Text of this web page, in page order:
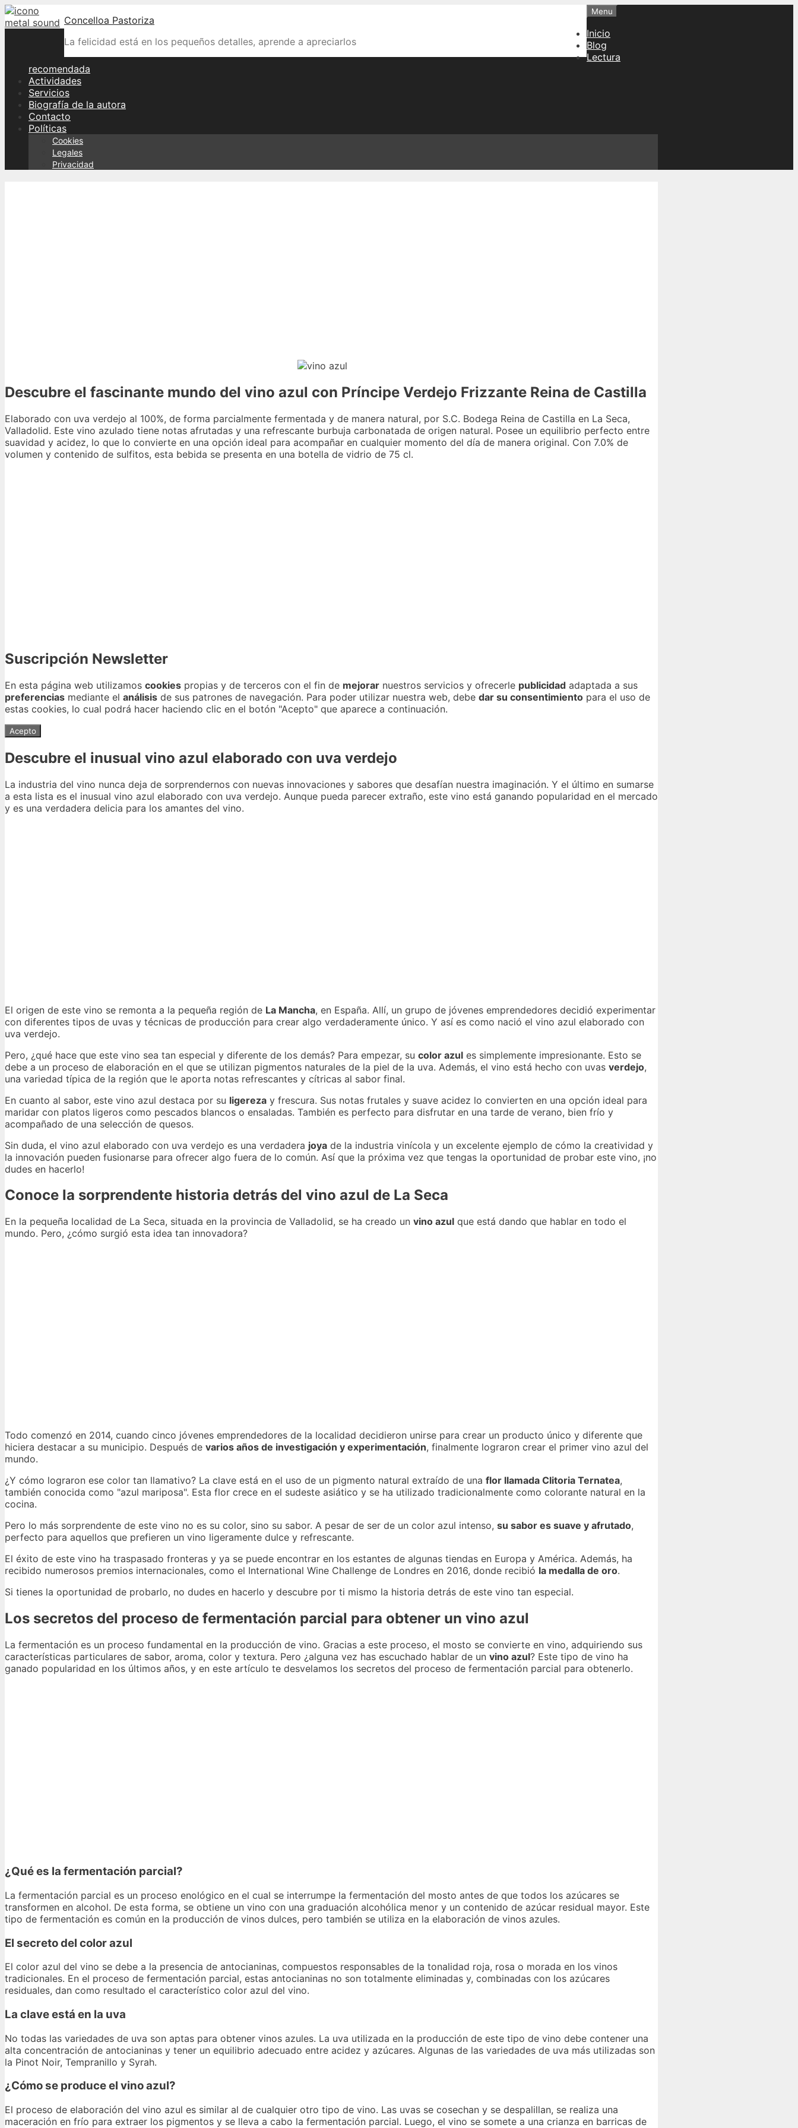
Skip
to
Concelloa Pastoriza
La felicidad está en los pequeños detalles, aprende a apreciarlos
Menu
Inicio
Blog
Lectura
recomendada
Actividades
Servicios
Biografía de la autora
Contacto
Políticas
Cookies
Legales
Privacidad
Descubre el fascinante mundo del vino azul con Príncipe Verdejo Frizzante Reina de Castilla
Elaborado con uva verdejo al 100%, de forma parcialmente fermentada y de manera natural, por S.C. Bodega Reina de Castilla en La Seca,
Valladolid. Este vino azulado tiene notas afrutadas y una refrescante burbuja carbonatada de origen natural. Posee un equilibrio perfecto entre
suavidad y acidez, lo que lo convierte en una opción ideal para acompañar en cualquier momento del día de manera original. Con 7.0% de
volumen y contenido de sulfitos, esta bebida se presenta en una botella de vidrio de 75 cl.
Suscripción Newsletter
En esta página web utilizamos cookies propias y de terceros con el fin de mejorar nuestros servicios y ofrecerle publicidad adaptada a sus
preferencias mediante el análisis de sus patrones de navegación. Para poder utilizar nuestra web, debe dar su consentimiento para el uso de
estas cookies, lo cual podrá hacer haciendo clic en el botón "Acepto" que aparece a continuación.
Acepto
Descubre el inusual vino azul elaborado con uva verdejo
La industria del vino nunca deja de sorprendernos con nuevas innovaciones y sabores que desafían nuestra imaginación. Y el último en sumarse
a esta lista es el inusual vino azul elaborado con uva verdejo. Aunque pueda parecer extraño, este vino está ganando popularidad en el mercado
y es una verdadera delicia para los amantes del vino.
El origen de este vino se remonta a la pequeña región de La Mancha, en España. Allí, un grupo de jóvenes emprendedores decidió experimentar
con diferentes tipos de uvas y técnicas de producción para crear algo verdaderamente único. Y así es como nació el vino azul elaborado con
uva verdejo.
Pero, ¿qué hace que este vino sea tan especial y diferente de los demás? Para empezar, su color azul es simplemente impresionante. Esto se
debe a un proceso de elaboración en el que se utilizan pigmentos naturales de la piel de la uva. Además, el vino está hecho con uvas verdejo,
una variedad típica de la región que le aporta notas refrescantes y cítricas al sabor final.
En cuanto al sabor, este vino azul destaca por su ligereza y frescura. Sus notas frutales y suave acidez lo convierten en una opción ideal para
maridar con platos ligeros como pescados blancos o ensaladas. También es perfecto para disfrutar en una tarde de verano, bien frío y
acompañado de una selección de quesos.
Sin duda, el vino azul elaborado con uva verdejo es una verdadera joya de la industria vinícola y un excelente ejemplo de cómo la creatividad y
la innovación pueden fusionarse para ofrecer algo fuera de lo común. Así que la próxima vez que tengas la oportunidad de probar este vino, ¡no
dudes en hacerlo!
Conoce la sorprendente historia detrás del vino azul de La Seca
En la pequeña localidad de La Seca, situada en la provincia de Valladolid, se ha creado un vino azul que está dando que hablar en todo el
mundo. Pero, ¿cómo surgió esta idea tan innovadora?
Todo comenzó en 2014, cuando cinco jóvenes emprendedores de la localidad decidieron unirse para crear un producto único y diferente que
hiciera destacar a su municipio. Después de varios años de investigación y experimentación, finalmente lograron crear el primer vino azul del
mundo.
¿Y cómo lograron ese color tan llamativo? La clave está en el uso de un pigmento natural extraído de una flor llamada Clitoria Ternatea,
también conocida como "azul mariposa". Esta flor crece en el sudeste asiático y se ha utilizado tradicionalmente como colorante natural en la
cocina.
Pero lo más sorprendente de este vino no es su color, sino su sabor. A pesar de ser de un color azul intenso, su sabor es suave y afrutado,
perfecto para aquellos que prefieren un vino ligeramente dulce y refrescante.
El éxito de este vino ha traspasado fronteras y ya se puede encontrar en los estantes de algunas tiendas en Europa y América. Además, ha
recibido numerosos premios internacionales, como el International Wine Challenge de Londres en 2016, donde recibió la medalla de oro.
Si tienes la oportunidad de probarlo, no dudes en hacerlo y descubre por ti mismo la historia detrás de este vino tan especial.
Los secretos del proceso de fermentación parcial para obtener un vino azul
La fermentación es un proceso fundamental en la producción de vino. Gracias a este proceso, el mosto se convierte en vino, adquiriendo sus
características particulares de sabor, aroma, color y textura. Pero ¿alguna vez has escuchado hablar de un vino azul? Este tipo de vino ha
ganado popularidad en los últimos años, y en este artículo te desvelamos los secretos del proceso de fermentación parcial para obtenerlo.
¿Qué es la fermentación parcial?
La fermentación parcial es un proceso enológico en el cual se interrumpe la fermentación del mosto antes de que todos los azúcares se
transformen en alcohol. De esta forma, se obtiene un vino con una graduación alcohólica menor y un contenido de azúcar residual mayor. Este
tipo de fermentación es común en la producción de vinos dulces, pero también se utiliza en la elaboración de vinos azules.
El secreto del color azul
El color azul del vino se debe a la presencia de antocianinas, compuestos responsables de la tonalidad roja, rosa o morada en los vinos
tradicionales. En el proceso de fermentación parcial, estas antocianinas no son totalmente eliminadas y, combinadas con los azúcares
residuales, dan como resultado el característico color azul del vino.
La clave está en la uva
No todas las variedades de uva son aptas para obtener vinos azules. La uva utilizada en la producción de este tipo de vino debe contener una
alta concentración de antocianinas y tener un equilibrio adecuado entre acidez y azúcares. Algunas de las variedades de uva más utilizadas son
la Pinot Noir, Tempranillo y Syrah.
¿Cómo se produce el vino azul?
El proceso de elaboración del vino azul es similar al de cualquier otro tipo de vino. Las uvas se cosechan y se despalillan, se realiza una
maceración en frío para extraer los pigmentos y se lleva a cabo la fermentación parcial. Luego, el vino se somete a una crianza en barricas de